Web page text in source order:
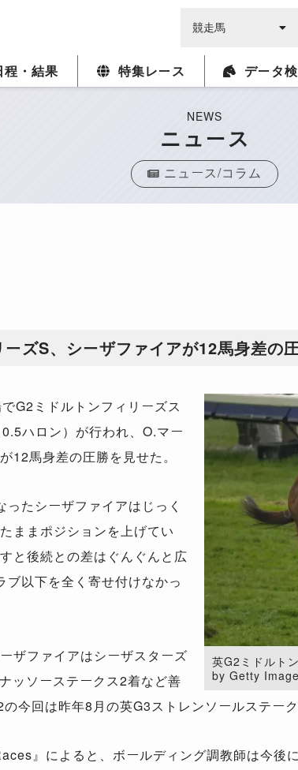
程・結果 特集レース データ
NEWS
ニュース
ニュース/コラム
ズS、シーザファイアが12馬身差の
英G2ミドルト
by Getty
G2ミドルトンフィリーズス
ハロン）が行われ、O.マー
12馬身差の圧勝を見せた。
たシーザファイアはじっく
ままポジションを上げてい
と後続との差はぐんぐんと広
以下を全く寄せ付けなかっ
ザファイアはシーザスターズ
ッソーステークス2着など善
今回は昨年8月の英G3ストレンソールステー
』によると、ボールディング調教師は今後